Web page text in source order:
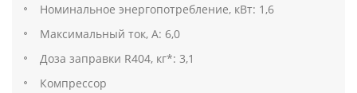
Номинальное энергопотребление, кВт: 1,6
Максимальный ток, А: 6,0
Доза заправки R404, кг*: 3,1
Компрессор